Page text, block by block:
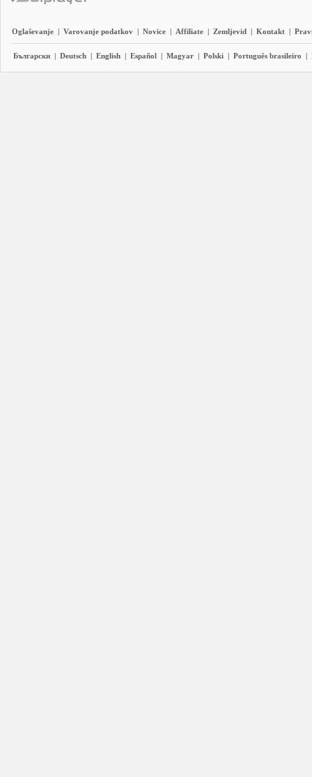
Oglaševanje | Varovanje podatkov | Novice | Affiliate | Zemljevid | Kontakt |
Български | Deutsch | English | Español | Magyar | Polski | Português brasileiro |